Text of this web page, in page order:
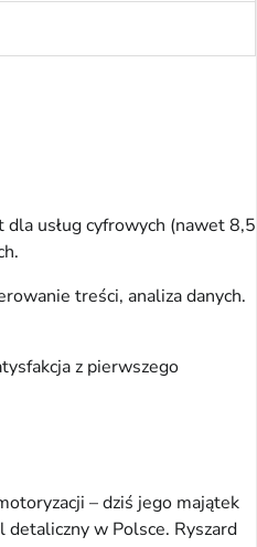
usług cyfrowych (nawet 8,5
treści, analiza danych.
z pierwszego
– dziś jego majątek
detaliczny w Polsce. Ryszard